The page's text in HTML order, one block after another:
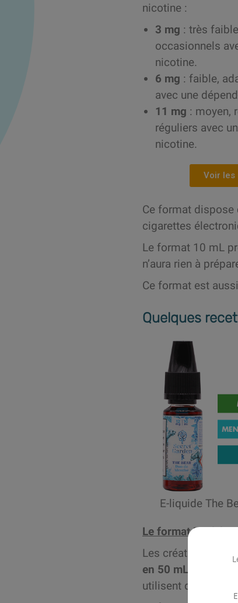
nicotine :
3 mg : très
occasionnels
nicotine.
6 mg : faible,
avec une
11 mg : moyen,
réguliers avec
nicotine.
Voir les
Ce format dispose
cigarettes
Le format 10 mL
n’aura rien à
Ce format est
Quelques
E-liquide The
Le format
Les créations de
en 50 mL (16
utilisent des